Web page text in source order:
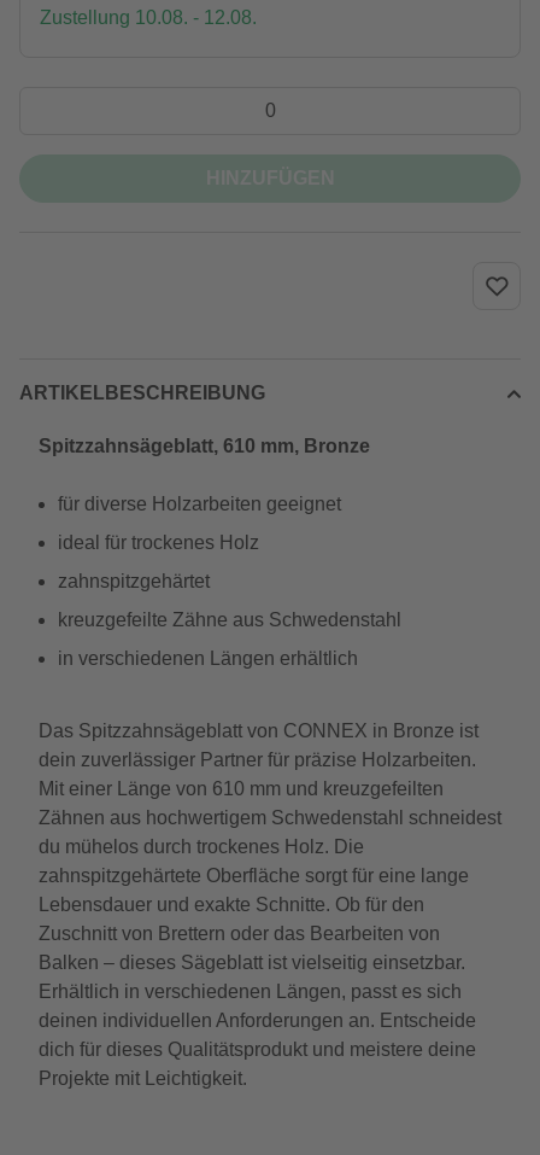
Zustellung 10.08. - 12.08.
ARTIKELBESCHREIBUNG
Spitzzahnsägeblatt, 610 mm, Bronze
für diverse Holzarbeiten geeignet
ideal für trockenes Holz
zahnspitzgehärtet
kreuzgefeilte Zähne aus Schwedenstahl
in verschiedenen Längen erhältlich
Das Spitzzahnsägeblatt von CONNEX in Bronze ist
dein zuverlässiger Partner für präzise Holzarbeiten.
Mit einer Länge von 610 mm und kreuzgefeilten
Zähnen aus hochwertigem Schwedenstahl schneidest
du mühelos durch trockenes Holz. Die
zahnspitzgehärtete Oberfläche sorgt für eine lange
Lebensdauer und exakte Schnitte. Ob für den
Zuschnitt von Brettern oder das Bearbeiten von
Balken – dieses Sägeblatt ist vielseitig einsetzbar.
Erhältlich in verschiedenen Längen, passt es sich
deinen individuellen Anforderungen an. Entscheide
dich für dieses Qualitätsprodukt und meistere deine
Projekte mit Leichtigkeit.